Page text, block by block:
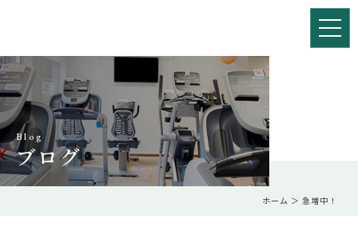
Blog
ブログ
ホーム ＞ 急増中！